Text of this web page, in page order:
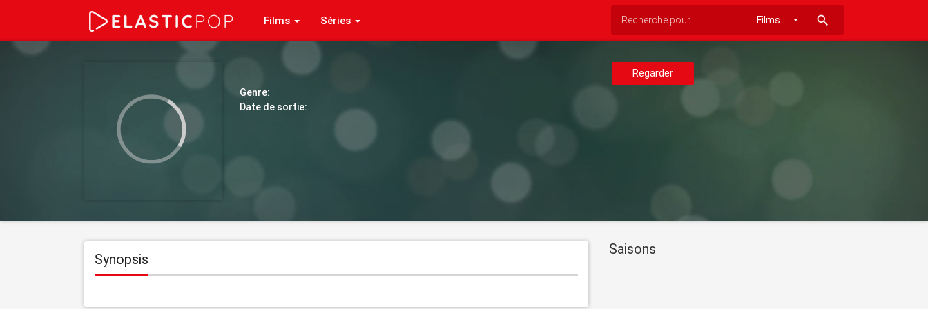
Films Séries search
Genre:
Date de sortie:
Regarder
Synopsis
Saisons